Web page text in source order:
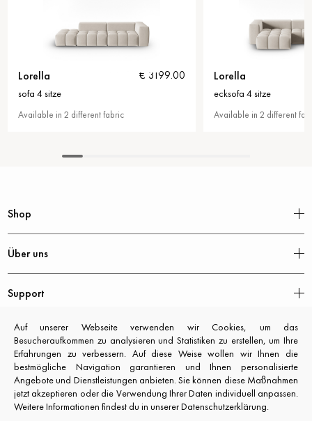
2 different fabric
Lorella
Available in 2 different fabric
Shop
Über uns
Support
Rechtliches
Auf unserer Webseite verwenden wir Cookies, um das
Besucheraufkommen zu analysieren und Statistiken zu erstellen, um Ihre
Erfahrungen zu verbessern. Auf diese Weise wollen wir Ihnen die
bestmögliche Navigation garantieren und Ihnen personalisierte
Angebote und Dienstleistungen anbieten. Sie können diese Maßnahmen
jetzt akzeptieren oder die Verwendung Ihrer Daten individuell anpassen.
Weitere Informationen findest du in unserer Datenschutzerklärung.